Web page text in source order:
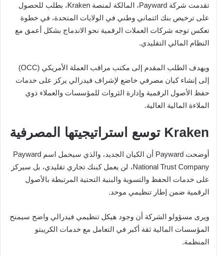
تقدمت شركة Payward، المالكة لمنصة Kraken، بطلب للحصول
على ترخيص بنك ائتماني وطني في الولايات المتحدة، في خطوة
تعكس توجه شركات العملات الرقمية نحو الاندماج بشكل أعمق مع
النظام المالي التقليدي.
ويهدف الطلب المقدم إلى مكتب مراقب العملة الأمريكي (OCC)
إلى إنشاء كيان مصرفي خاضع لإشراف فيدرالي يركز على خدمات
حفظ الأصول الرقمية وإدارة الثروات للمؤسسات والعملاء ذوي
الملاءة المالية العالية.
Kraken توسع استراتيجيتها المصرفية
أوضحت Payward أن الكيان الجديد، والذي سيحمل اسم Payward
National Trust Company، لن يعمل كبنك تجاري تقليدي، بل سيركز
على خدمات الحفظ والتسوية والبنية التحتية المرتبطة بالأصول
الرقمية ضمن إطار تنظيمي موحد.
ويرى مسؤولو الشركة أن وجود هيكل تنظيمي فيدرالي واضح سيمنح
المؤسسات المالية ثقة أكبر في التعامل مع خدمات الكريبتو
المنظمة.